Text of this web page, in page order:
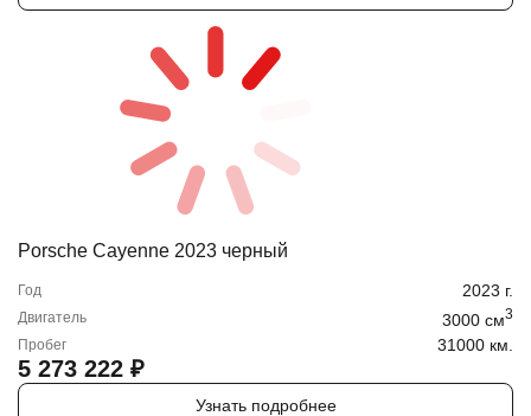
Porsche Cayenne 2023 черный
Год 2023 г.
Двигатель 3000 cм3
Пробег 31000 км.
5 273 222 ₽
Узнать подробнее